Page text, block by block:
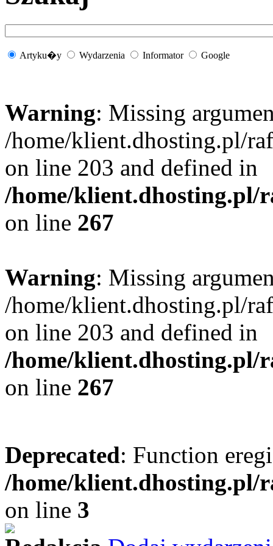
Artyku�y Wydarzenia Informator Google
Warning: Missing
/home/klient.dhosting.pl/
on line 203 and defined in
/home/klient.dhosting.pl/
on line 267
Warning: Missing
/home/klient.dhosting.pl/
on line 203 and defined in
/home/klient.dhosting.pl/
on line 267
Deprecated: Function
/home/
on line 3